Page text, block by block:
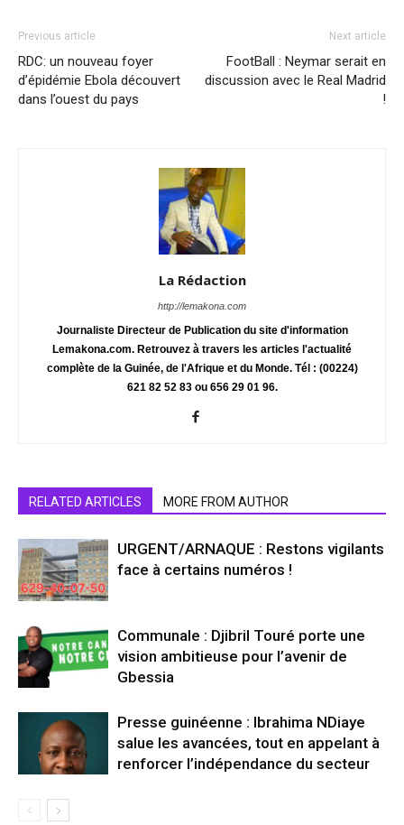
Previous article
RDC: un nouveau foyer
d’épidémie Ebola découvert
dans l’ouest du pays
Next article
FootBall : Neymar serait en
discussion avec le Real Madrid
!
La Rédaction
http://lemakona.com
Journaliste Directeur de Publication du site d'information
Lemakona.com. Retrouvez à travers les articles l'actualité
complète de la Guinée, de l'Afrique et du Monde. Tél : (00224)
621 82 52 83 ou 656 29 01 96.
RELATED ARTICLES MORE FROM AUTHOR
URGENT/ARNAQUE : Restons vigilants
face à certains numéros !
Communale : Djibril Touré porte une
vision ambitieuse pour l’avenir de
Gbessia
Presse guinéenne : Ibrahima NDiaye
salue les avancées, tout en appelant à
renforcer l’indépendance du secteur